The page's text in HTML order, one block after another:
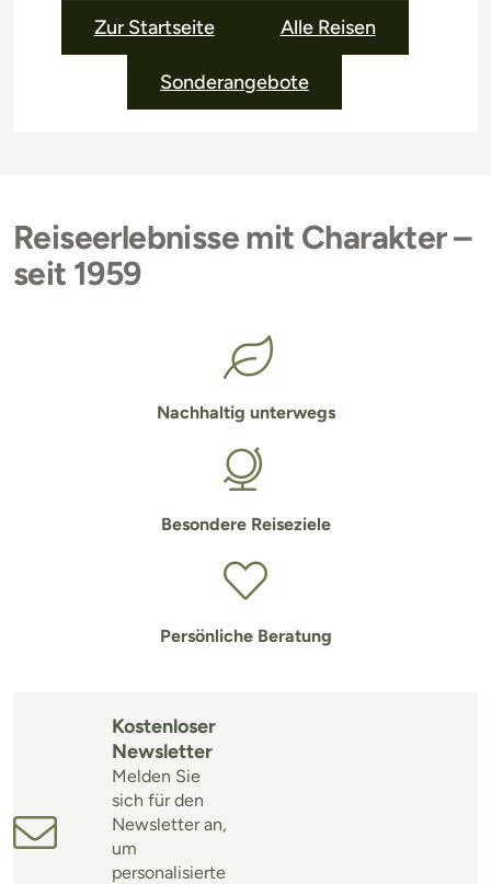
Zur Startseite Alle Reisen
Sonderangebote
Reiseerlebnisse mit Charakter –
seit 1959
Nachhaltig unterwegs
Besondere Reiseziele
Persönliche Beratung
Kostenloser
Newsletter
Melden Sie
sich für den
Newsletter an,
um
personalisierte